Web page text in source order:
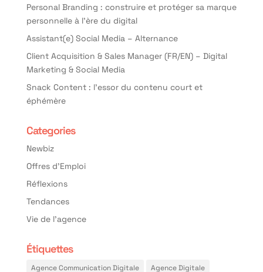
Personal Branding : construire et protéger sa marque
personnelle à l’ère du digital
Assistant(e) Social Media – Alternance
Client Acquisition & Sales Manager (FR/EN) – Digital
Marketing & Social Media
Snack Content : l’essor du contenu court et
éphémère
Categories
Newbiz
Offres d'Emploi
Réflexions
Tendances
Vie de l'agence
Étiquettes
Agence Communication Digitale
Agence Digitale